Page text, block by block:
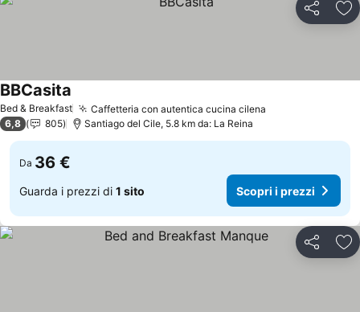
Condividi
Bed & Breakfast Caffetteria con autentica cucina cilena
BBCasita
6,8 805 Santiago del Cile, 5.8 km da: La Reina
Da 36 €
Guarda i prezzi di 1 sito Scopri i prezzi
Condividi